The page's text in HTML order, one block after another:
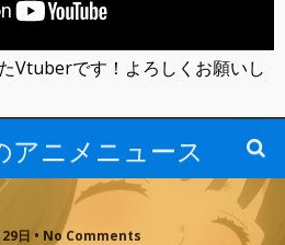
アニメニュース
29日 • No Comments
Vtuberです！よろしくお願いし